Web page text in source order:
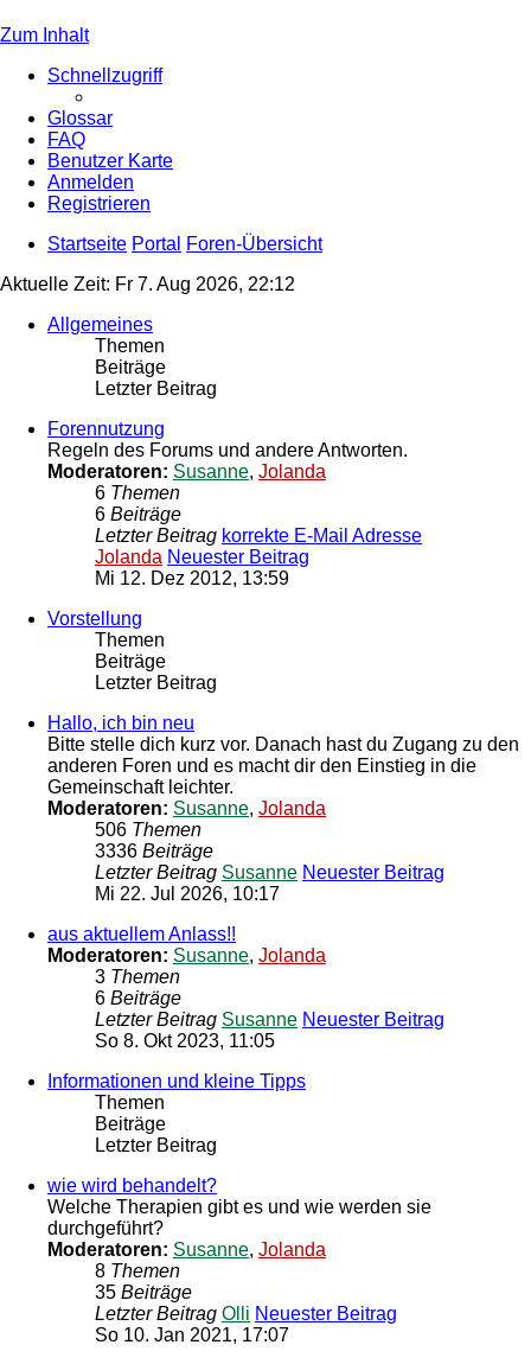
Zum Inhalt
Schnellzugriff
Glossar
FAQ
Benutzer Karte
Anmelden
Registrieren
Startseite Portal Foren-Übersicht
Aktuelle Zeit: Fr 7. Aug 2026, 22:12
Allgemeines
Themen
Beiträge
Letzter Beitrag
Forennutzung
Regeln des Forums und andere Antworten.
Moderatoren: Susanne, Jolanda
6 Themen
6 Beiträge
Letzter Beitrag korrekte E-Mail Adresse
Jolanda Neuester Beitrag
Mi 12. Dez 2012, 13:59
Vorstellung
Themen
Beiträge
Letzter Beitrag
Hallo, ich bin neu
Bitte stelle dich kurz vor. Danach hast du Zugang zu den
anderen Foren und es macht dir den Einstieg in die
Gemeinschaft leichter.
Moderatoren: Susanne, Jolanda
506 Themen
3336 Beiträge
Letzter Beitrag Susanne Neuester Beitrag
Mi 22. Jul 2026, 10:17
aus aktuellem Anlass!!
Moderatoren: Susanne, Jolanda
3 Themen
6 Beiträge
Letzter Beitrag Susanne Neuester Beitrag
So 8. Okt 2023, 11:05
Informationen und kleine Tipps
Themen
Beiträge
Letzter Beitrag
wie wird behandelt?
Welche Therapien gibt es und wie werden sie
durchgeführt?
Moderatoren: Susanne, Jolanda
8 Themen
35 Beiträge
Letzter Beitrag Olli Neuester Beitrag
So 10. Jan 2021, 17:07